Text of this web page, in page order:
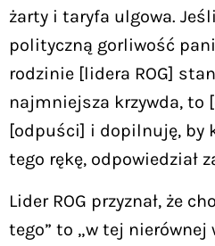
żarty i taryfa ulgowa.
polityczną gorliwość
rodzinie [lidera ROG]
najmniejsza krzywda, to
[odpuści] i dopilnuję, by
tego rękę, odpowiedział
Lider ROG przyznał, że
tego” to „w tej nierównej